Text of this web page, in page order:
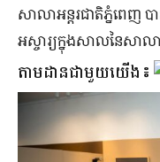
សាលា​អន្តរជាតិ​ភ្នំពេញ
អស្ចារ្យ​ក្នុង​សាល​នៃ​សាល
តាមដានជាមួយយើង៖